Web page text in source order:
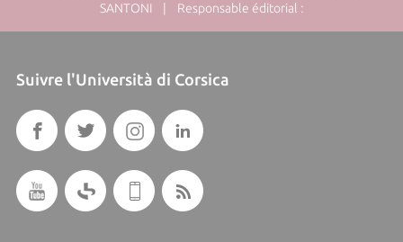
SANTONI | Responsable éditorial :
Suivre l'Università di Corsica